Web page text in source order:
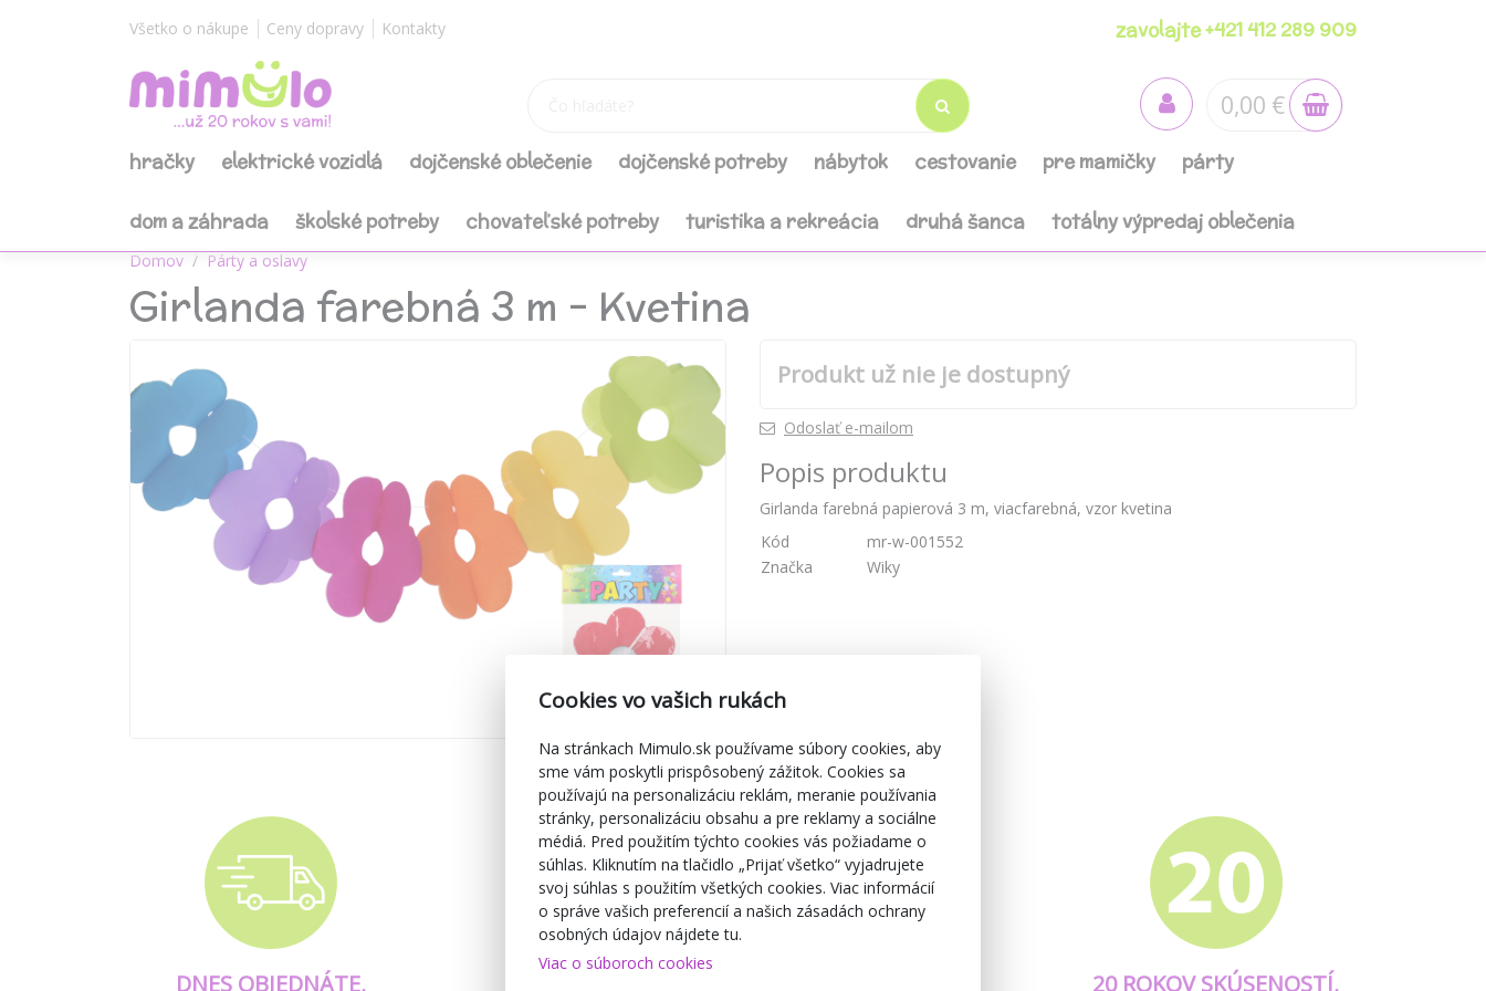
Všetko o nákupe Ceny dopravy Kontakty zavolajte +421 412 289 909
0,00 €
hračky elektrické vozidlá dojčenské oblečenie dojčenské potreby nábytok cestovanie pre mamičky párty
dom a záhrada školské potreby chovateľské potreby turistika a rekreácia druhá šanca totálny výpredaj oblečenia
Domov Párty a oslavy
Girlanda farebná 3 m - Kvetina
Produkt už nie je dostupný
Odoslať e-mailom
Popis produktu
Girlanda farebná papierová 3 m, viacfarebná, vzor kvetina
Kód
mr-w-001552
Značka
Wiky
DNES OBJEDNÁTE, 20 ROKOV SKÚSENOSTÍ,
Cookies vo vašich rukách
Na stránkach Mimulo.sk používame súbory cookies, aby
sme vám poskytli prispôsobený zážitok. Cookies sa
používajú na personalizáciu reklám, meranie používania
stránky, personalizáciu obsahu a pre reklamy a sociálne
médiá. Pred použitím týchto cookies vás požiadame o
súhlas. Kliknutím na tlačidlo „Prijať všetko“ vyjadrujete
svoj súhlas s použitím všetkých cookies. Viac informácií
o správe vašich preferencií a našich zásadách ochrany
osobných údajov nájdete tu.
Viac o súboroch cookies